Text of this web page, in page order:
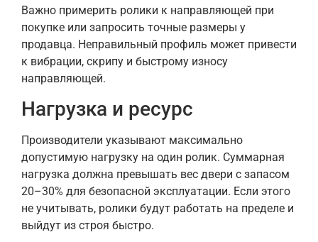
Важно примерить ролики к направляющей при
покупке или запросить точные размеры у
продавца. Неправильный профиль может привести
к вибрации, скрипу и быстрому износу
направляющей.
Нагрузка и ресурс
Производители указывают максимально
допустимую нагрузку на один ролик. Суммарная
нагрузка должна превышать вес двери с запасом
20–30% для безопасной эксплуатации. Если этого
не учитывать, ролики будут работать на пределе и
выйдут из строя быстро.